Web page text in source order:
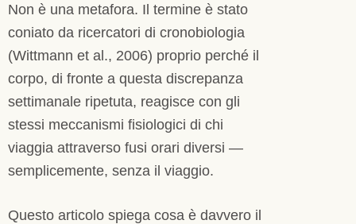
Non è una metafora. Il termine è stato
coniato da ricercatori di cronobiologia
(Wittmann et al., 2006) proprio perché il
corpo, di fronte a questa discrepanza
settimanale ripetuta, reagisce con gli
stessi meccanismi fisiologici di chi
viaggia attraverso fusi orari diversi —
semplicemente, senza il viaggio.
Questo articolo spiega cosa è davvero il